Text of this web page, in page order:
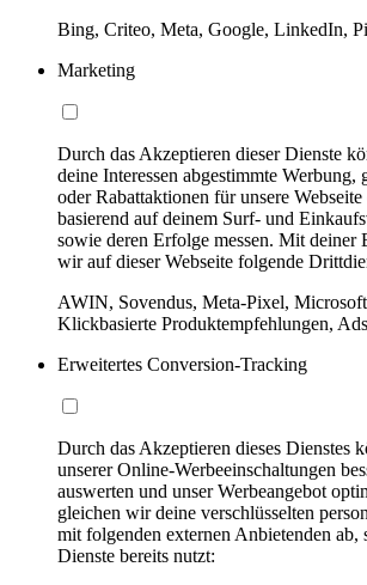
Bing, Criteo, Meta, Google, LinkedIn,
Marketing
Durch das Akzeptieren dieser Dienste
deine Interessen abgestimmte Werbung,
oder Rabattaktionen für unsere
basierend auf deinem Surf- und
sowie deren Erfolge messen. Mit deiner
wir auf dieser Webseite folgende
AWIN, Sovendus, Meta-Pixel,
Klickbasierte Produktempfehlungen,
Erweitertes Conversion-Tracking
Durch das Akzeptieren dieses Dienstes
unserer Online-Werbeeinschaltungen
auswerten und unser Werbeangebot
gleichen wir deine verschlüsselten
mit folgenden externen Anbietenden ab,
Dienste bereits nutzt: